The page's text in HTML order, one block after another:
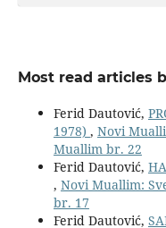
Most read articles
Ferid Dautović,
1978) , Novi
Muallim br. 22
Ferid Dautović,
, Novi Muallim:
br. 17
Ferid Dautović,